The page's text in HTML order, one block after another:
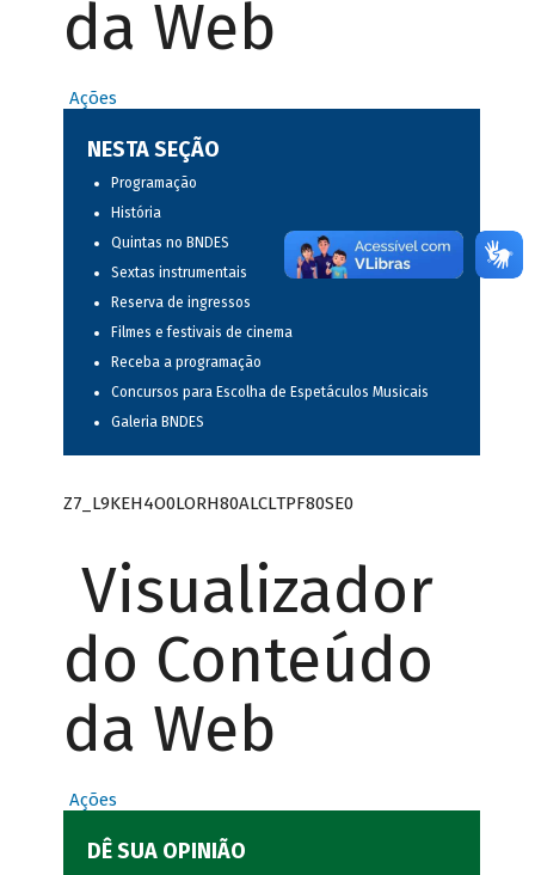
da Web
Ações
NESTA SEÇÃO
Programação
História
Quintas no BNDES
Sextas instrumentais
Reserva de ingressos
Filmes e festivais de cinema
Receba a programação
Concursos para Escolha de Espetáculos Musicais
Galeria BNDES
Z7_L9KEH4O0LORH80ALCLTPF80SE0
Visualizador
do Conteúdo
da Web
Ações
DÊ SUA OPINIÃO